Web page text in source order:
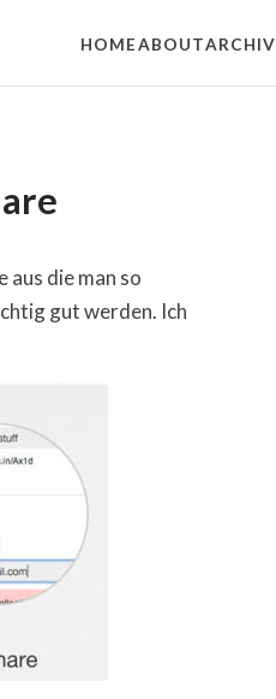
HOMEABOUTARCHIV
die man so
gut werden. Ich